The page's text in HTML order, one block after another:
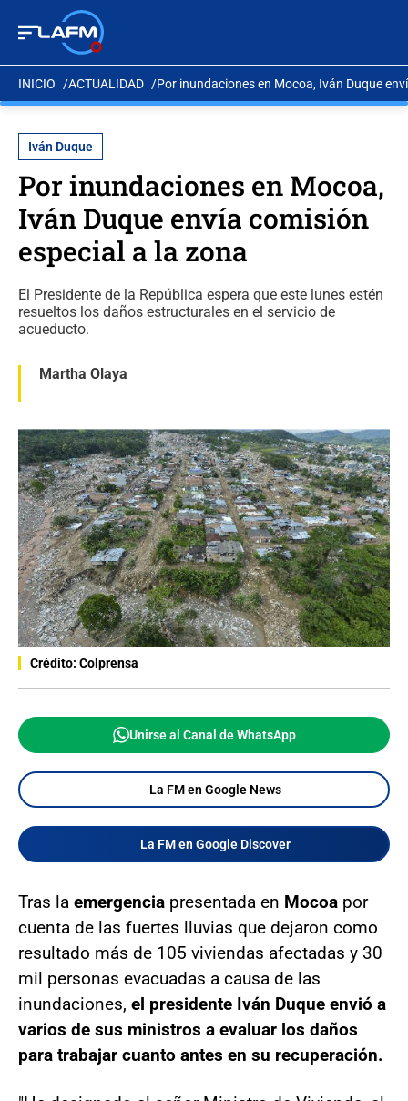
INICIO ACTUALIDAD Por inundaciones en Mocoa, Iván Duque
Iván Duque
Por inundaciones en Mocoa,
Iván Duque envía comisión
especial a la zona
El Presidente de la República espera que este lunes estén
resueltos los daños estructurales en el servicio de
acueducto.
Martha Olaya
Crédito: Colprensa
Unirse al Canal de WhatsApp
La FM en Google News
La FM en Google Discover
Tras la emergencia presentada en Mocoa por
cuenta de las fuertes lluvias que dejaron como
resultado más de 105 viviendas afectadas y 30
mil personas evacuadas a causa de las
inundaciones, el presidente Iván Duque envió a
varios de sus ministros a evaluar los daños
para trabajar cuanto antes en su recuperación.